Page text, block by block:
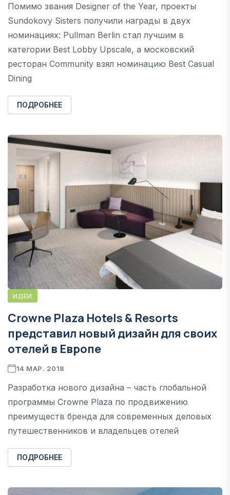
Помимо звания Designer of the Year, проекты
Sundokovy Sisters получили награды в двух
номинациях: Pullman Berlin стал лучшим в
категории Best Lobby Upscale, а московский
ресторан Community взял номинацию Best Casual
Dining
ПОДРОБНЕЕ
ИДЕИ
Crowne Plaza Hotels & Resorts
представил новый дизайн для своих
отелей в Европе
14 МАР. 2018
Разработка нового дизайна – часть глобальной
программы Crowne Plaza по продвижению
преимуществ бренда для современных деловых
путешественников и владельцев отелей
ПОДРОБНЕЕ